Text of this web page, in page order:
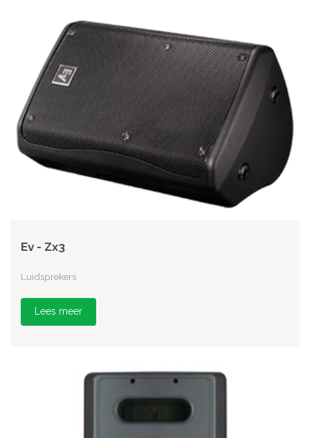
Ev - Zx3
Luidsprekers
Lees meer